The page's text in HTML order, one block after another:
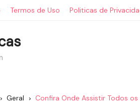
Termos de Uso Politicas de
Geral Confira Onde Assistir Todos